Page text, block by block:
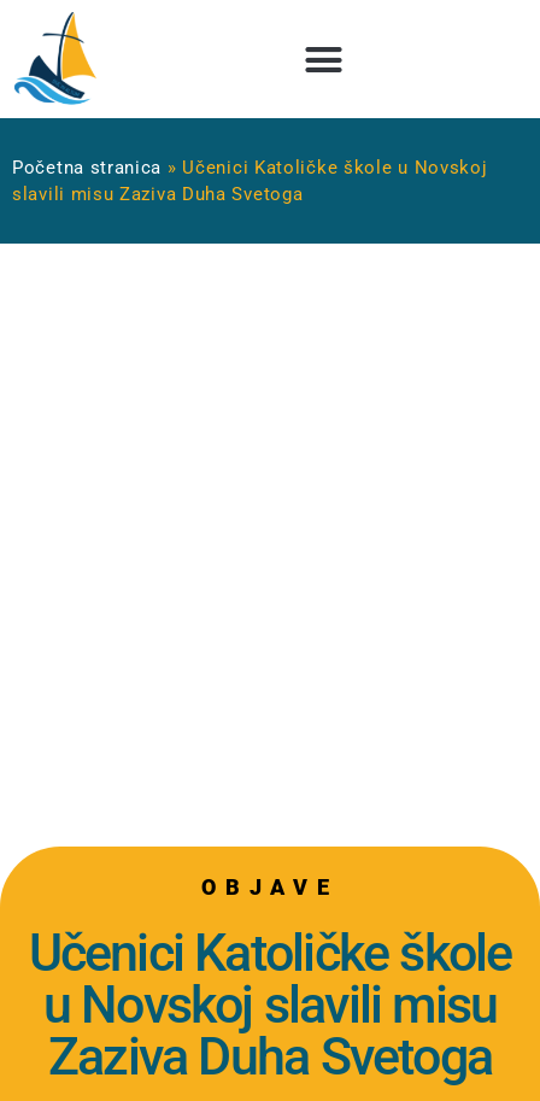
Početna stranica » Učenici Katoličke škole u Novskoj
slavili misu Zaziva Duha Svetoga
OBJAVE
Učenici Katoličke škole
u Novskoj slavili misu
Zaziva Duha Svetoga